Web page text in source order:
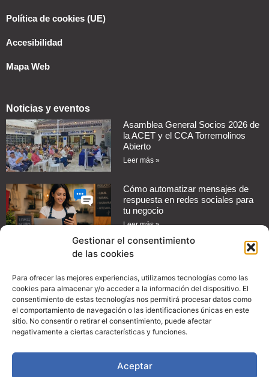
Gestionar el consentimiento
de las cookies
Para ofrecer las mejores experiencias, utilizamos tecnologías como las
cookies para almacenar y/o acceder a la información del dispositivo. El
consentimiento de estas tecnologías nos permitirá procesar datos como
el comportamiento de navegación o las identificaciones únicas en este
sitio. No consentir o retirar el consentimiento, puede afectar
negativamente a ciertas características y funciones.
Aceptar
Política de cookies (UE)
Accesibilidad
Mapa Web
Noticias y eventos
Asamblea General Socios 2026 de
la ACET y el CCA Torremolinos
Abierto
Leer más »
Cómo automatizar mensajes de
respuesta en redes sociales para
tu negocio
Leer más »
Guía práctica: Cómo configurar
aumentar las ventas de tu
comercio
Leer más »
Convenio con Proman Import
Leer más »